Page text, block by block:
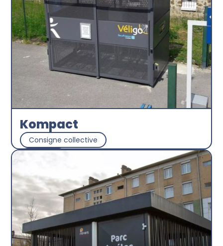
Kompact
Consigne collective
Découvrir